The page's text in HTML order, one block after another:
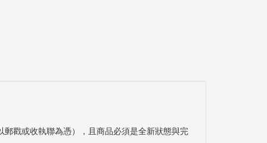
戳或收執聯為憑），且商品必須是全新狀態與完